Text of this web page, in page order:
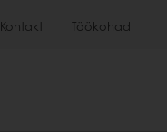
Kontakt Töökohad